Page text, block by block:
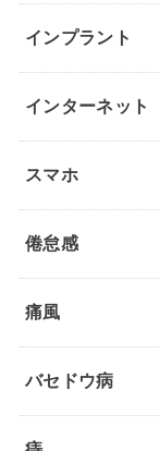
インプラント
インターネット
スマホ
倦怠感
痛風
バセドウ病